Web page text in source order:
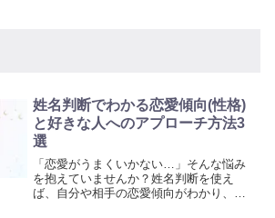
姓名判断でわかる恋愛傾向(性格)
と好きな人へのアプローチ方法3
選
「恋愛がうまくいかない…」そんな悩み
を抱えていませんか？姓名判断を使え
ば、自分や相手の恋愛傾向がわかり、効